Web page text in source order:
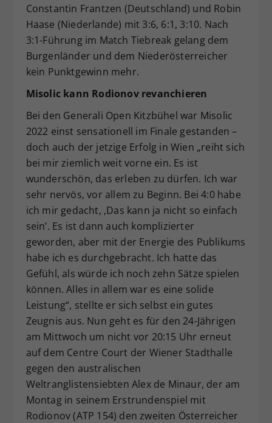
Constantin Frantzen (Deutschland) und Robin
Haase (Niederlande) mit 3:6, 6:1, 3:10. Nach
3:1-Führung im Match Tiebreak gelang dem
Burgenländer und dem Niederösterreicher
kein Punktgewinn mehr.
Misolic kann Rodionov revanchieren
Bei den Generali Open Kitzbühel war Misolic
2022 einst sensationell im Finale gestanden –
doch auch der jetzige Erfolg in Wien „reiht sich
bei mir ziemlich weit vorne ein. Es ist
wunderschön, das erleben zu dürfen. Ich war
sehr nervös, vor allem zu Beginn. Bei 4:0 habe
ich mir gedacht, ‚Das kann ja nicht so einfach
sein’. Es ist dann auch komplizierter
geworden, aber mit der Energie des Publikums
habe ich es durchgebracht. Ich hatte das
Gefühl, als würde ich noch zehn Sätze spielen
können. Alles in allem war es eine solide
Leistung“, stellte er sich selbst ein gutes
Zeugnis aus. Nun geht es für den 24-Jährigen
am Mittwoch um nicht vor 20:15 Uhr erneut
auf dem Centre Court der Wiener Stadthalle
gegen den australischen
Weltranglistensiebten Alex de Minaur, der am
Montag in seinem Erstrundenspiel mit
Rodionov (ATP 154) den zweiten Österreicher